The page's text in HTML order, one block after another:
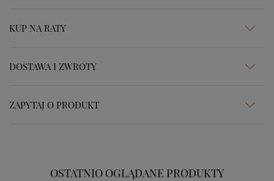
KUP NA RATY
DOSTAWA I ZWROTY
ZAPYTAJ O PRODUKT
OSTATNIO OGLĄDANE PRODUKTY